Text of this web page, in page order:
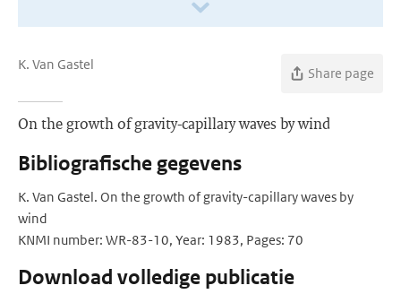
K. Van Gastel
Share page
On the growth of gravity-capillary waves by wind
Bibliografische gegevens
K. Van Gastel. On the growth of gravity-capillary waves by
wind
KNMI number: WR-83-10, Year: 1983, Pages: 70
Download volledige publicatie